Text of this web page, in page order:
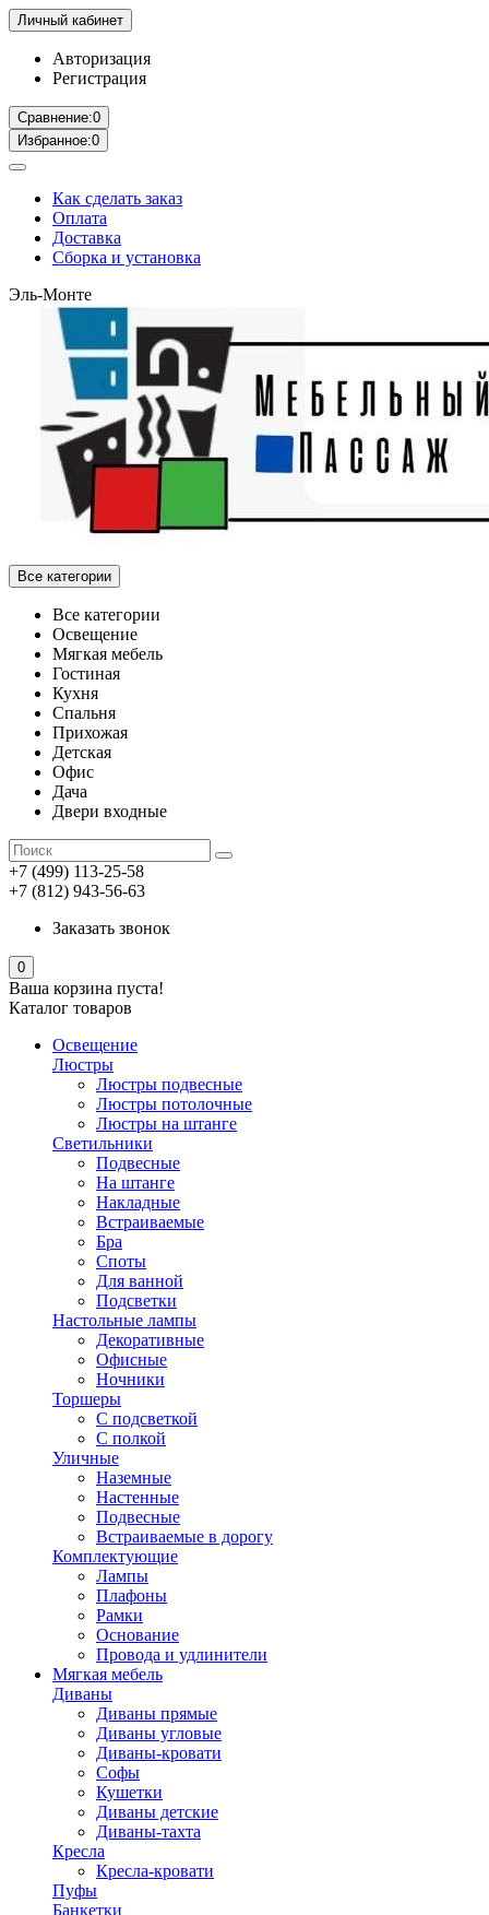
Личный кабинет
Авторизация
Регистрация
Сравнение:0
Избранное:0
Как сделать заказ
Оплата
Доставка
Сборка и установка
Эль-Монте
Все категории
Все категории
Освещение
Мягкая мебель
Гостиная
Кухня
Спальня
Прихожая
Детская
Офис
Дача
Двери входные
+7 (499) 113-25-58
+7 (812) 943-56-63
Заказать звонок
0
Ваша корзина пуста!
Каталог товаров
Освещение
Люстры
Люстры подвесные
Люстры потолочные
Люстры на штанге
Светильники
Подвесные
На штанге
Накладные
Встраиваемые
Бра
Споты
Для ванной
Подсветки
Настольные лампы
Декоративные
Офисные
Ночники
Торшеры
С подсветкой
С полкой
Уличные
Наземные
Настенные
Подвесные
Встраиваемые в дорогу
Комплектующие
Лампы
Плафоны
Рамки
Основание
Провода и удлинители
Мягкая мебель
Диваны
Диваны прямые
Диваны угловые
Диваны-кровати
Софы
Кушетки
Диваны детские
Диваны-тахта
Кресла
Кресла-кровати
Пуфы
Банкетки